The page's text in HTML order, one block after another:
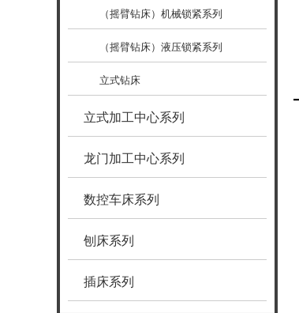
（摇臂钻床）机械锁紧系列
（摇臂钻床）液压锁紧系列
立式钻床
立式加工中心系列
龙门加工中心系列
数控车床系列
刨床系列
插床系列